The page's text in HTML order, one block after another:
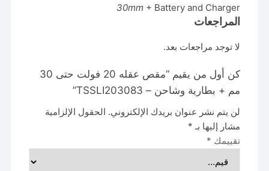
30mm + Battery and Charger
المراجعات
لا توجد مراجعات بعد.
كن أول من يقيم “مقص عقله 20 فولت حتى 30
مم + بطارية وشاحن – TSSLI203083”
لن يتم نشر عنوان بريدك الإلكتروني. الحقول الإلزامية
مشار إليها بـ *
تقييمك *